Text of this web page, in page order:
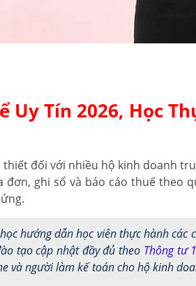
Uy Tín 2026, Học
đối với nhiều hộ kinh doanh
ghi sổ và báo cáo thuế theo
hướng dẫn học viên thực hành các
tạo cập nhật đầy đủ theo Thông tư
và người làm kế toán cho hộ kinh